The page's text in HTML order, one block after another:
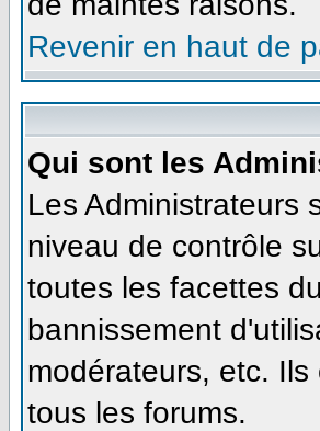
Revenir en haut de
Qui sont les
Les Administrateurs
niveau de contrôle
toutes les facettes
bannissement
modérateurs, etc.
tous les forums.